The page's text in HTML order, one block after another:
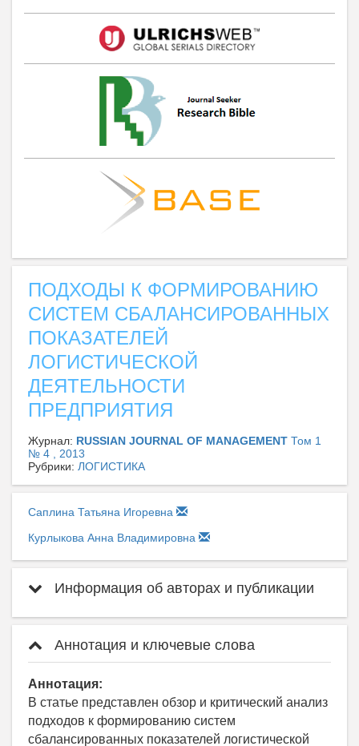
ПОДХОДЫ К ФОРМИРОВАНИЮ
СИСТЕМ СБАЛАНСИРОВАННЫХ
ПОКАЗАТЕЛЕЙ
ЛОГИСТИЧЕСКОЙ
ДЕЯТЕЛЬНОСТИ
ПРЕДПРИЯТИЯ
Журнал: RUSSIAN JOURNAL OF MANAGEMENT Том 1
№ 4 , 2013
Рубрики: ЛОГИСТИКА
Саплина Татьяна Игоревна
Курлыкова Анна Владимировна
Информация об авторах и публикации
Аннотация и ключевые слова
Аннотация:
В статье представлен обзор и критический анализ
подходов к формированию систем
сбалансированных показателей логистической